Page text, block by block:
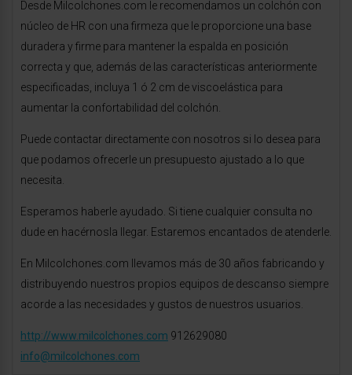
Desde Milcolchones.com le recomendamos un colchón con
núcleo de HR con una firmeza que le proporcione una base
duradera y firme para mantener la espalda en posición
correcta y que, además de las características anteriormente
especificadas, incluya 1 ó 2 cm de viscoelástica para
aumentar la confortabilidad del colchón.
Puede contactar directamente con nosotros si lo desea para
que podamos ofrecerle un presupuesto ajustado a lo que
necesita.
Esperamos haberle ayudado. Si tiene cualquier consulta no
dude en hacérnosla llegar. Estaremos encantados de atenderle.
En Milcolchones.com llevamos más de 30 años fabricando y
distribuyendo nuestros propios equipos de descanso siempre
acorde a las necesidades y gustos de nuestros usuarios.
http://www.milcolchones.com 912629080
info@milcolchones.com